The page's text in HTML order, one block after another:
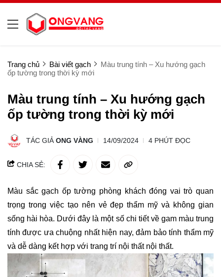
Trang chủ Bài viết gạch
Màu trung tính – Xu hướng gạch
ốp tường trong thời kỳ mới
Màu trung tính – Xu hướng gạch
ốp tường trong thời kỳ mới
TÁC GIẢ ONG VÀNG 14/09/2024 4 PHÚT ĐỌC
CHIA SẺ:
Màu sắc gạch ốp tường phòng khách đóng vai trò quan
trọng trong việc tạo nên vẻ đẹp thẩm mỹ và không gian
sống hài hòa. Dưới đây là một số chi tiết về gam màu trung
tính được ưa chuộng nhất hiện nay, đảm bảo tính thẩm mỹ
và dễ dàng kết hợp với trang trí nội thất nội thất.